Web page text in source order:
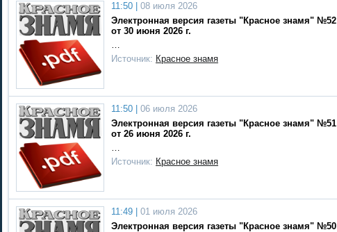
11:50 |
08 июля 2026
Электронная версия газеты "Красное знамя" №52
от 30 июня 2026 г.
…
Источник: Красное знамя
11:50 |
06 июля 2026
Электронная версия газеты "Красное знамя" №51
от 26 июня 2026 г.
…
Источник: Красное знамя
11:49 |
01 июля 2026
Электронная версия газеты "Красное знамя" №50